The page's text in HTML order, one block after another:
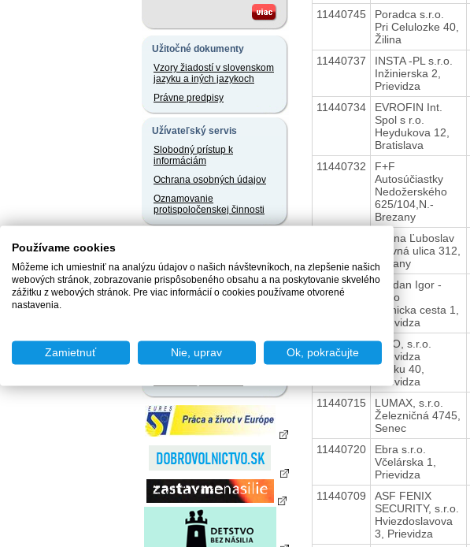
Užitočné dokumenty
Vzory žiadostí v slovenskom
jazyku a iných jazykoch
Právne predpisy
Užívateľský servis
Slobodný prístup k
informáciám
Ochrana osobných údajov
Oznamovanie
protispoločenskej činnosti
Sprostredkovatelia
zamestnania za úhradu
Agentúry podporovaného
Sociálne podniky
11440745
Poradca s.r.o.
Pri Celulozke 40,
Žilina
11440737
INSTA -PL s.r.o.
Inžinierska 2,
Prievidza
11440734
EVROFIN Int.
Spol s r.o.
Heydukova 12,
Bratislava
11440732
F+F
Autosúčiastky
Nedožerského
625/104,N.-
Brezany
Buzna Ľuboslav
Hlavná ulica 312,
Lazany
11440728
Majdan Igor -
Apko
Bojnicka cesta 1,
Prievidza
11440718
ISSO, s.r.o.
Prievidza
Hlinku 40,
Prievidza
11440715
LUMAX, s.r.o.
Železničná 4745,
Senec
11440720
Ebra s.r.o.
Včelárska 1,
Prievidza
11440709
ASF FENIX
SECURITY, s.r.o.
Hviezdoslavova
3, Prievidza
Používame cookies
Môžeme ich umiestniť na analýzu údajov o našich návštevníkoch, na zlepšenie našich
webových stránok, zobrazovanie prispôsobeného obsahu a na poskytovanie skvelého
zážitku z webových stránok. Pre viac informácií o cookies používame otvorené
nastavenia.
Zamietnuť Nie, uprav Ok, pokračujte